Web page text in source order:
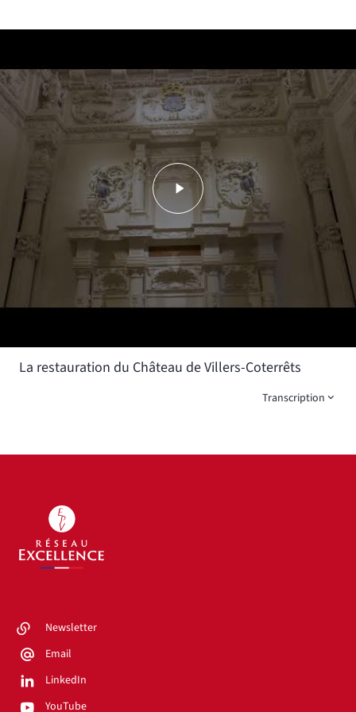
Lancer la vidéo - La
La restauration du Château de Villers-Coterrêts
Transcription
Newsletter
Email
LinkedIn
YouTube